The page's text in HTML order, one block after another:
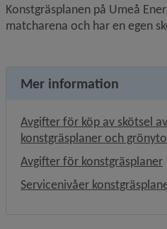
Konstgräsplanen på Umeå
matcharena och har en egen
Mer information
Avgifter för köp av skötsel av
konstgräsplaner och
Avgifter för konstgräsplaner
Servicenivåer